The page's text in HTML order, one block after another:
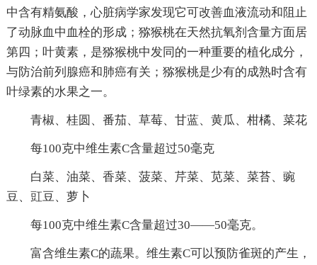
中含有精氨酸，心脏病学家发现它可改善血液流动和阻止
了动脉血中血栓的形成；猕猴桃在天然抗氧剂含量方面居
第四；叶黄素，是猕猴桃中发同的一种重要的植化成分，
与防治前列腺癌和肺癌有关；猕猴桃是少有的成熟时含有
叶绿素的水果之一。
青椒、桂圆、番茄、草莓、甘蓝、黄瓜、柑橘、菜花
每100克中维生素C含量超过50毫克
白菜、油菜、香菜、菠菜、芹菜、苋菜、菜苔、豌
豆、豇豆、萝卜
每100克中维生素C含量超过30——50毫克。
富含维生素C的蔬果。维生素C可以预防雀斑的产生，